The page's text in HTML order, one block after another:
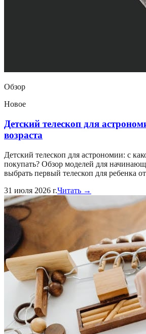
Обзор
Новое
Детский телескоп для
возраста
Детский телескоп для астрономии: с
покупать? Обзор моделей для
выбрать первый телескоп для ребенка
31 июля 2026 г.Читать →